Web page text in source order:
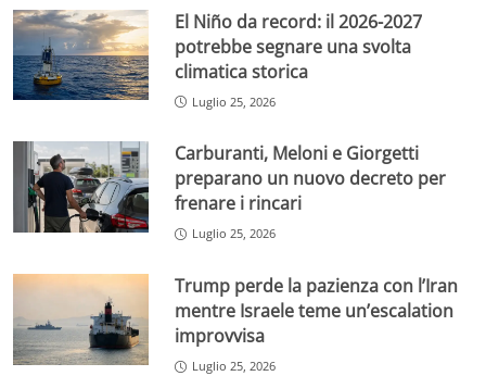
El Niño da record: il 2026-2027
potrebbe segnare una svolta
climatica storica
Luglio 25, 2026
Carburanti, Meloni e Giorgetti
preparano un nuovo decreto per
frenare i rincari
Luglio 25, 2026
Trump perde la pazienza con l’Iran
mentre Israele teme un’escalation
improvvisa
Luglio 25, 2026